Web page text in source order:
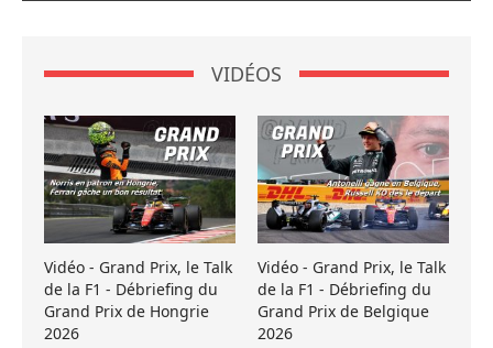
VIDÉOS
Vidéo - Grand Prix, le Talk
de la F1 - Débriefing du
Grand Prix de Hongrie
2026
Vidéo - Grand Prix, le Talk
de la F1 - Débriefing du
Grand Prix de Belgique
2026